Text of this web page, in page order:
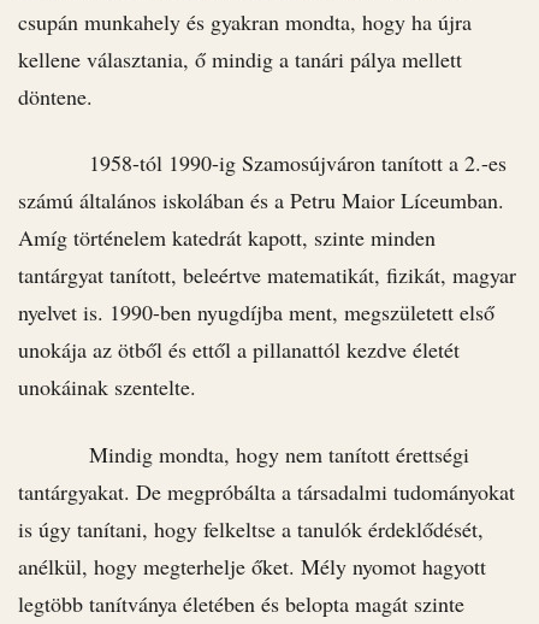
csupán munkahely és gyakran mondta, hogy ha újra
kellene választania, ő mindig a tanári pálya mellett
döntene.
1958-tól 1990-ig Szamosújváron tanított a 2.-es
számú általános iskolában és a Petru Maior Líceumban.
Amíg történelem katedrát kapott, szinte minden
tantárgyat tanított, beleértve matematikát, fizikát, magyar
nyelvet is. 1990-ben nyugdíjba ment, megszületett első
unokája az ötből és ettől a pillanattól kezdve életét
unokáinak szentelte.
Mindig mondta, hogy nem tanított érettségi
tantárgyakat. De megpróbálta a társadalmi tudományokat
is úgy tanítani, hogy felkeltse a tanulók érdeklődését,
anélkül, hogy megterhelje őket. Mély nyomot hagyott
legtöbb tanítványa életében és belopta magát szinte